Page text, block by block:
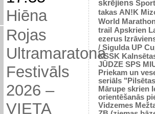
Hiēna
Rojas
Ultramaratona
Festivāls
2026 –
VIETA
skrējiens
takas AN!K
World
trail Apskrien
ezerus
/ Sigulda UP
KSSK
JŪDZE SPS
Priekam un
seriāls
Mārupe skrien
orientēšanās
Vidzemes